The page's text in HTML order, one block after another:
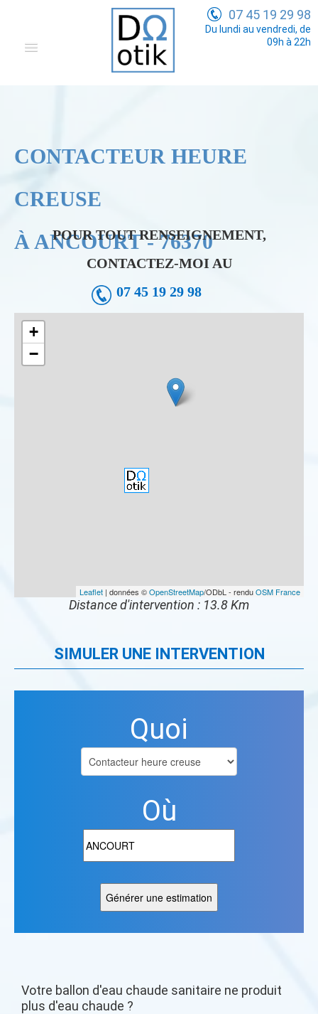
Tarifs
07 45 19 29 98
Du lundi au vendredi, de
09h à 22h
CONTACTEUR HEURE
CREUSE
À ANCOURT - 76370
POUR TOUT RENSEIGNEMENT,
CONTACTEZ-MOI AU
07 45 19 29 98
+
−
Leaflet | données ©OpenStreetMap/ODbL - renduOSM France
Distance d'intervention : 13.8 Km
SIMULER UNE INTERVENTION
Quoi
Où
Votre ballon d'eau chaude sanitaire ne produit
plus d'eau chaude ?